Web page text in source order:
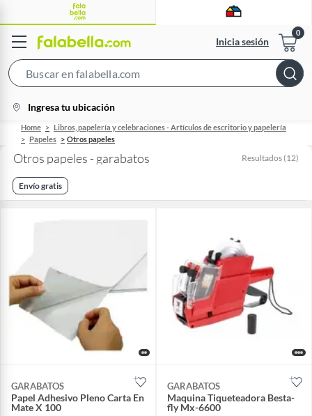
Inicia sesión
Bar
location-
icon
Ingresa tu ubicación
Home
Libros, papelería y celebraciones - Artículos de escritorio y papelería
Papeles
Otros papeles
Otros papeles - garabatos Resultados (12)
Envío gratis
GARABATOS
Papel Adhesivo Pleno Carta En
Mate X 100
GARABATOS
Maquina Tiqueteadora Besta-
fly Mx-6600